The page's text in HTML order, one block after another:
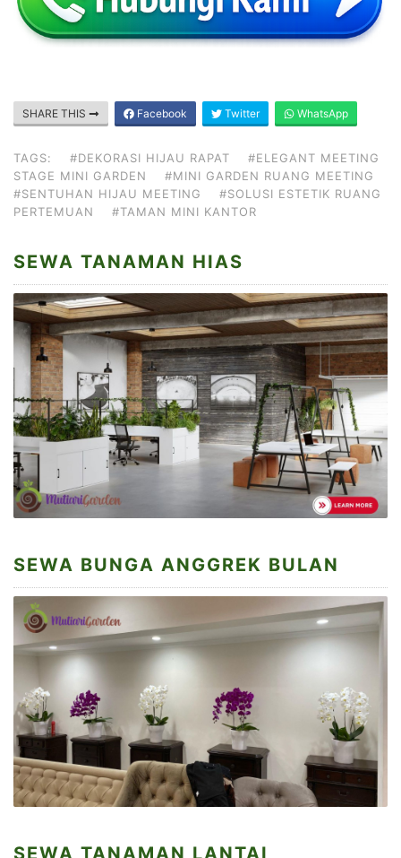
SHARE THIS Facebook Twitter WhatsApp
TAGS: #DEKORASI HIJAU RAPAT
#ELEGANT MEETING
STAGE MINI GARDEN
#MINI GARDEN RUANG MEETING
#SENTUHAN HIJAU MEETING
#SOLUSI ESTETIK RUANG
PERTEMUAN
#TAMAN MINI KANTOR
SEWA TANAMAN HIAS
SEWA BUNGA ANGGREK BULAN
SEWA TANAMAN LANTAI